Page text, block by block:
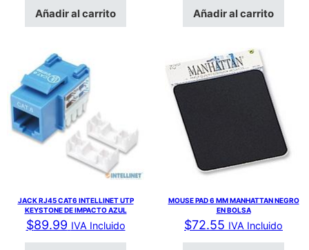
Añadir al carrito Añadir al carrito
JACK RJ45 CAT6 INTELLINET UTP
KEYSTONE DE IMPACTO AZUL
$89.99 IVA Incluido
MOUSE PAD 6 MM MANHATTAN NEGRO
EN BOLSA
$72.55 IVA Incluido